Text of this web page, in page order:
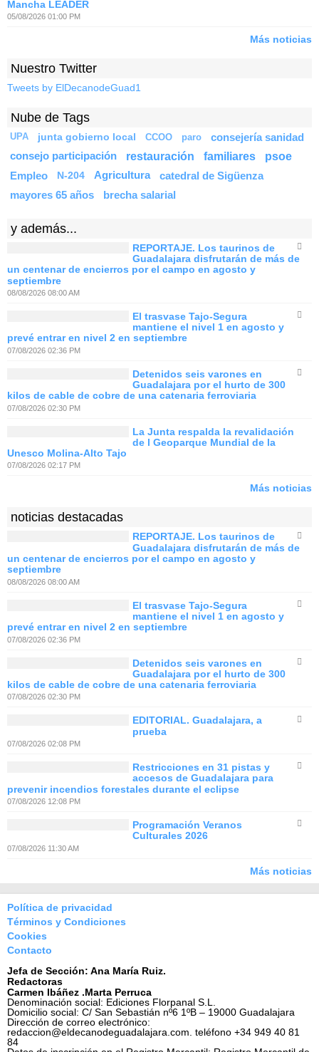
Mancha LEADER
05/08/2026 01:00 PM
Más noticias
Nuestro Twitter
Tweets by ElDecanodeGuad1
Nube de Tags
UPA junta gobierno local CCOO paro consejería sanidad
consejo participación restauración familiares psoe
Empleo N-204 Agricultura
catedral de Sigüenza
mayores 65 años
brecha salarial
y además...
REPORTAJE. Los taurinos de
Guadalajara disfrutarán de más de
un centenar de encierros por el campo en agosto y
septiembre
08/08/2026 08:00 AM
El trasvase Tajo-Segura
mantiene el nivel 1 en agosto y
prevé entrar en nivel 2 en septiembre
07/08/2026 02:36 PM
Detenidos seis varones en
Guadalajara por el hurto de 300
kilos de cable de cobre de una catenaria ferroviaria
07/08/2026 02:30 PM
La Junta respalda la revalidación
de l Geoparque Mundial de la
Unesco Molina-Alto Tajo
07/08/2026 02:17 PM
Más noticias
noticias destacadas
REPORTAJE. Los taurinos de
Guadalajara disfrutarán de más de
un centenar de encierros por el campo en agosto y
septiembre
08/08/2026 08:00 AM
El trasvase Tajo-Segura
mantiene el nivel 1 en agosto y
prevé entrar en nivel 2 en septiembre
07/08/2026 02:36 PM
Detenidos seis varones en
Guadalajara por el hurto de 300
kilos de cable de cobre de una catenaria ferroviaria
07/08/2026 02:30 PM
EDITORIAL. Guadalajara, a
prueba
07/08/2026 02:08 PM
Restricciones en 31 pistas y
accesos de Guadalajara para
prevenir incendios forestales durante el eclipse
07/08/2026 12:08 PM
Programación Veranos
Culturales 2026
07/08/2026 11:30 AM
Más noticias
Política de privacidad
Términos y Condiciones
Cookies
Contacto
Jefa de Sección: Ana María Ruiz.
Redactoras
Carmen Ibáñez .Marta Perruca
Denominación social: Ediciones Florpanal S.L.
Domicilio social: C/ San Sebastián nº6 1ºB – 19000 Guadalajara
Dirección de correo electrónico:
redaccion@eldecanodeguadalajara.com. teléfono +34 949 40 81
84